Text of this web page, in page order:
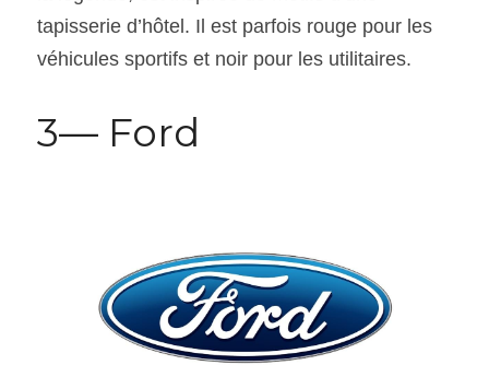
tapisserie d’hôtel. Il est parfois rouge pour les
véhicules sportifs et noir pour les utilitaires.
3— Ford